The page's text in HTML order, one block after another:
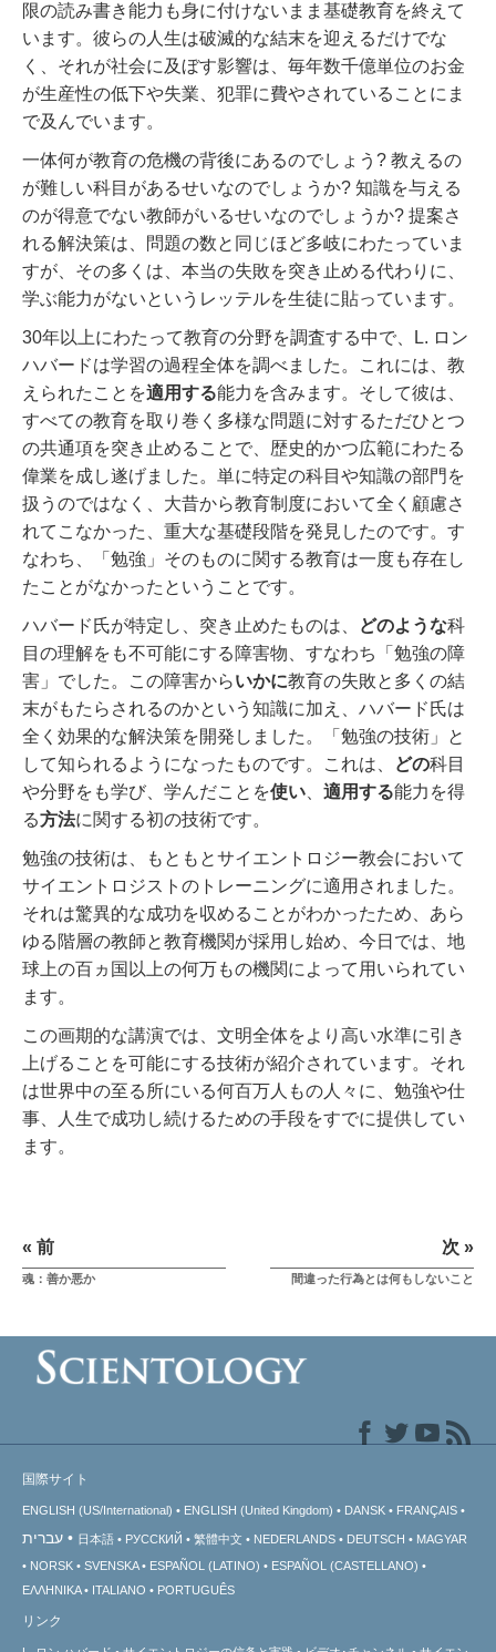
限の読み書き能力も身に付けないまま基礎教育を終えて
います。彼らの人生は破滅的な結末を迎えるだけでな
く、それが社会に及ぼす影響は、毎年数千億単位のお金
が生産性の低下や失業、犯罪に費やされていることにま
で及んでいます。
一体何が教育の危機の背後にあるのでしょう? 教えるの
が難しい科目があるせいなのでしょうか? 知識を与える
のが得意でない教師がいるせいなのでしょうか? 提案さ
れる解決策は、問題の数と同じほど多岐にわたっていま
すが、その多くは、本当の失敗を突き止める代わりに、
学ぶ能力がないというレッテルを生徒に貼っています。
30年以上にわたって教育の分野を調査する中で、L. ロン
ハバードは学習の過程全体を調べました。これには、教
えられたことを適用する能力を含みます。 そして彼は、
すべての教育を取り巻く多様な問題に対するただひとつ
の共通項を突き止めることで、歴史的かつ広範にわたる
偉業を成し遂げました。単に特定の科目や知識の部門を
扱うのではなく、大昔から教育制度において全く顧慮さ
れてこなかった、重大な基礎段階を発見したのです。す
なわち、「勉強」そのものに関する教育は一度も存在し
たことがなかったということです。
ハバード氏が特定し、突き止めたものは、 どのような科
目の理解をも不可能にする障害物、すなわち「勉強の障
害」でした。
この障害からいかに教育の失敗と多くの結
末がもたらされるのかという知識に加え、ハバード氏は
全く効果的な解決策を開発しました。「勉強の技術」と
して知られるようになったものです。
これは、 どの科目
や分野をも学び、学んだことを使い 適用する能力を得
る方法に関する初の技術です。
勉強の技術は、もともとサイエントロジー教会において
サイエントロジストのトレーニングに適用されました。
それは驚異的な成功を収めることがわかったため、あら
ゆる階層の教師と教育機関が採用し始め、今日では、地
球上の百ヵ国以上の何万もの機関によって用いられてい
ます。
この画期的な講演では、文明全体をより高い水準に引き
上げることを可能にする技術が紹介されています。それ
は世界中の至る所にいる何百万人もの人々に、勉強や仕
事、人生で成功し続けるための手段をすでに提供してい
ます。
« 前
魂：善か悪か
次 »
間違った行為とは何もしないこと
国際サイト
ENGLISH (US/International) ENGLISH (United Kingdom) DANSK FRANÇAIS
עברית 日本語 РУССКИЙ 繁體中文 NEDERLANDS DEUTSCH
MAGYAR
NORSK
SVENSKA ESPAÑOL (LATINO)
ESPAÑOL (CASTELLANO)
ΕΛΛΗΝΙΚA
ITALIANO PORTUGUÊS
リンク